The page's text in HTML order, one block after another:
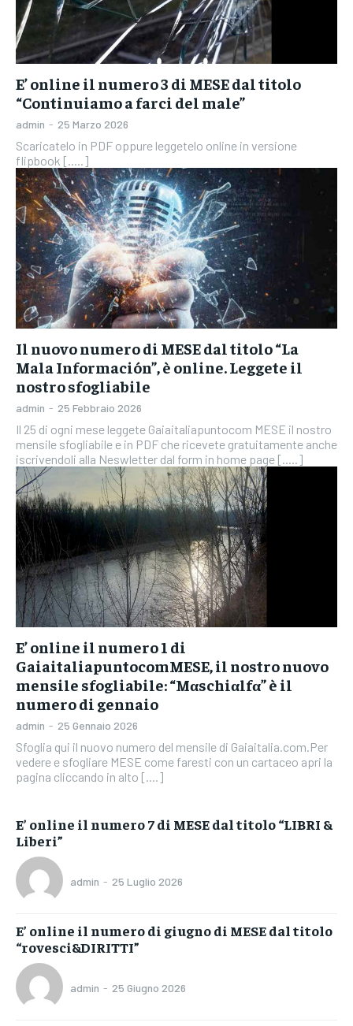
E’ online il numero 3 di MESE dal titolo
“Continuiamo a farci del male”
admin - 25 Marzo 2026
Scaricatelo in PDF oppure leggetelo online in versione
flipbook [.....]
Il nuovo numero di MESE dal titolo “La
Mala Información”, è online. Leggete il
nostro sfogliabile
admin - 25 Febbraio 2026
Il 25 di ogni mese leggete Gaiaitaliapuntocom MESE il nostro
mensile sfogliabile e in PDF che ricevete gratuitamente anche
iscrivendoli alla Neswletter dal form in home page [.....]
E’ online il numero 1 di
GaiaitaliapuntocomMESE, il nostro nuovo
mensile sfogliabile: “Mαschiαlfα” è il
numero di gennaio
admin - 25 Gennaio 2026
Sfoglia qui il nuovo numero del mensile di Gaiaitalia.com.Per
vedere e sfogliare MESE come faresti con un cartaceo apri la
pagina cliccando in alto [....]
E’ online il numero 7 di MESE dal titolo “LIBRI &
Liberi”
admin - 25 Luglio 2026
E’ online il numero di giugno di MESE dal titolo
“rovesci&DIRITTI”
admin - 25 Giugno 2026